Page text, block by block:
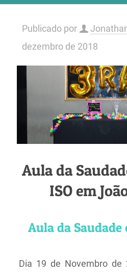
Publicado por
dezembro de 2018
Aula da
ISO em
Aula da
Dia 19 de Novembro